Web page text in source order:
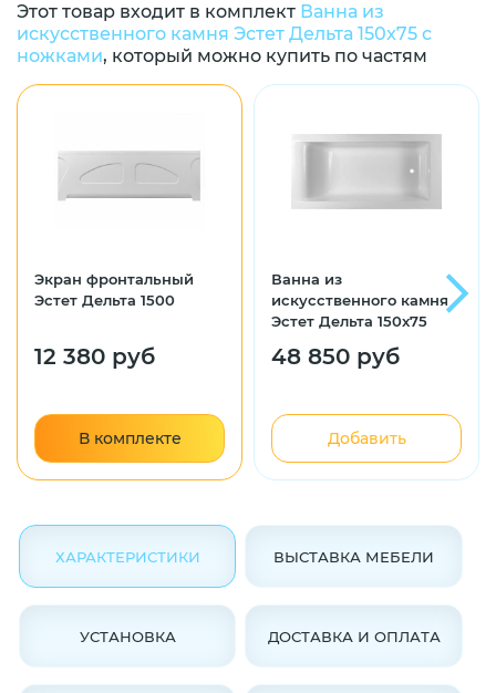
Этот товар входит в комплект Ванна из
искусственного камня Эстет Дельта 150x75 с
ножками, который можно купить по частям
Экран фронтальный
Эстет Дельта 1500
12 380 руб
В комплекте
Ванна из
искусственного камня
Эстет Дельта 150x75
48 850 руб
Добавить
ХАРАКТЕРИСТИКИ ВЫСТАВКА МЕБЕЛИ
УСТАНОВКА ДОСТАВКА И ОПЛАТА